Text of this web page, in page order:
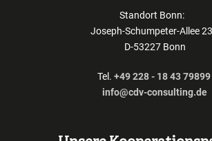
Standort Bonn:
Joseph-Schumpeter-Allee
D-53227 Bonn
Tel. +49 228 - 18 43 79899
info@cdv-consulting.de